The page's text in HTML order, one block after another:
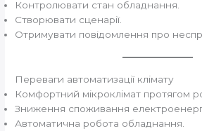
Контролювати стан обладнання.
Створювати сценарії.
Отримувати повідомлення про
Переваги автоматизації клімату
Комфортний мікроклімат протягом
Зниження споживання
Автоматична робота обладнання.